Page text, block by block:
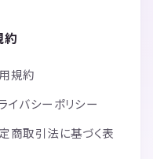
約
規約
イバシーポリシー
商取引法に基づく表